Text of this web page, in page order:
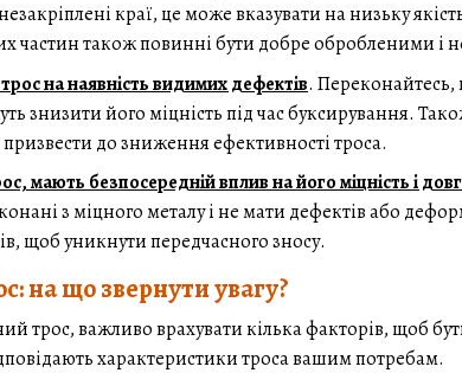
краї, це може вказувати на низьку
частин також повинні бути добре обробленими і
на наявність видимих дефектів. Переконайтесь,
знизити його міцність під час буксирування.
до зниження ефективності троса.
мають безпосередній вплив на його міцність і
з міцного металу і не мати дефектів або
щоб уникнути передчасного зносу.
на що звернути увагу?
трос, важливо врахувати кілька факторів, щоб
характеристики троса вашим потребам.